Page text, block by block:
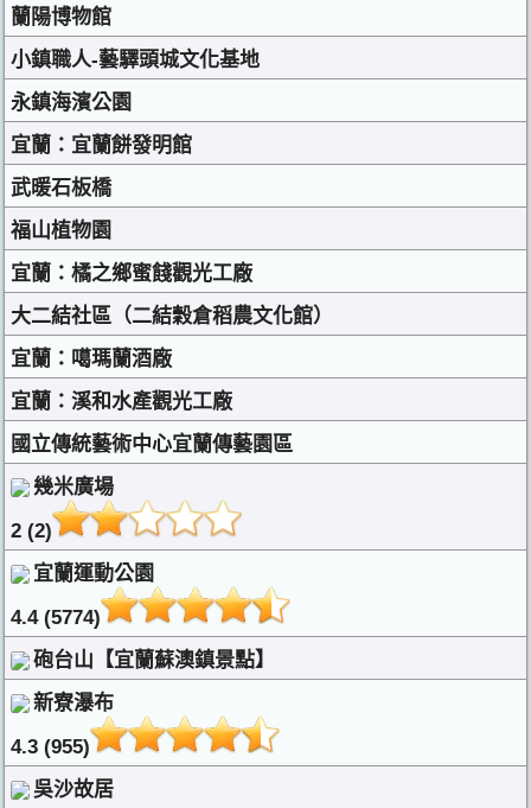
蘭陽博物館
小鎮職人-藝驛頭城文化基地
永鎮海濱公園
宜蘭：宜蘭餅發明館
武暖石板橋
福山植物園
宜蘭：橘之鄉蜜餞觀光工廠
大二結社區（二結穀倉稻農文化館）
宜蘭：噶瑪蘭酒廠
宜蘭：溪和水產觀光工廠
國立傳統藝術中心宜蘭傳藝園區
幾米廣場
2 (2)
宜蘭運動公園
4.4 (5774)
砲台山【宜蘭蘇澳鎮景點】
新寮瀑布
4.3 (955)
吳沙故居